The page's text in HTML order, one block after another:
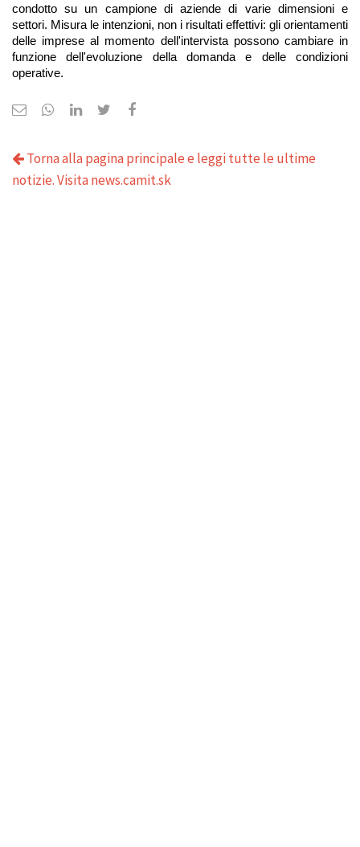
condotto su un campione di aziende di varie dimensioni e
settori. Misura le intenzioni, non i risultati effettivi: gli orientamenti
delle imprese al momento dell'intervista possono cambiare in
funzione dell'evoluzione della domanda e delle condizioni
operative.
Torna alla pagina principale e leggi tutte le ultime
notizie. Visita news.camit.sk